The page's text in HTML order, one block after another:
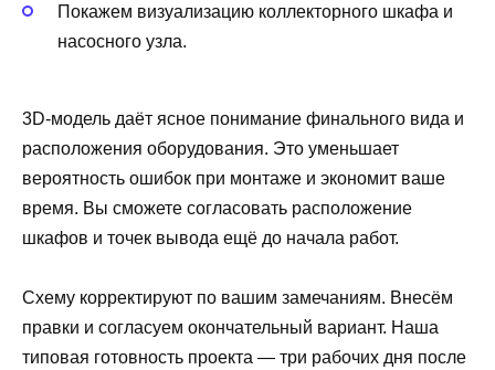
Покажем визуализацию коллекторного шкафа и
насосного узла.
3D-модель даёт ясное понимание финального вида и
расположения оборудования. Это уменьшает
вероятность ошибок при монтаже и экономит ваше
время. Вы сможете согласовать расположение
шкафов и точек вывода ещё до начала работ.
Схему корректируют по вашим замечаниям. Внесём
правки и согласуем окончательный вариант. Наша
типовая готовность проекта — три рабочих дня после